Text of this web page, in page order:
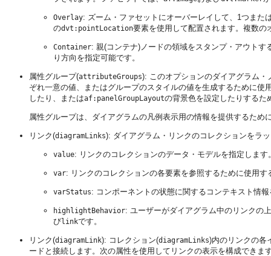
Overlay: ズーム・ファセットにオーバーレイして、1つまた
のdvt:pointLocation要素を使用して配置されます。複数
Container: 親(コンテナ)ノードの領域をスタンプ・アウト
り方向を指定可能です。
属性グループ(attributeGroups): このオプションのダイアグラム
ぞれ一意の値、またはグループのスタイルの値を生成するために
したり、またはaf:panelGroupLayoutの背景色を設定したりするた
属性グループは、ダイアグラムの凡例表示用の情報を提供するため
リンク(diagramLinks): ダイアグラム・リンクのコレクションをラ
value: リンクのコレクションのデータ・モデルを指定します
var: リンクのコレクションの各要素を参照するために使用す
varStatus: コンポーネントの状態に関するコンテキスト情
highlightBehavior: ユーザーがダイアグラム中のリンクの
びlinkです。
リンク(diagramLink): コレクション(diagramLinks)内のリンクの各
ードと接続します。次の属性を使用してリンクの表示を構成できま